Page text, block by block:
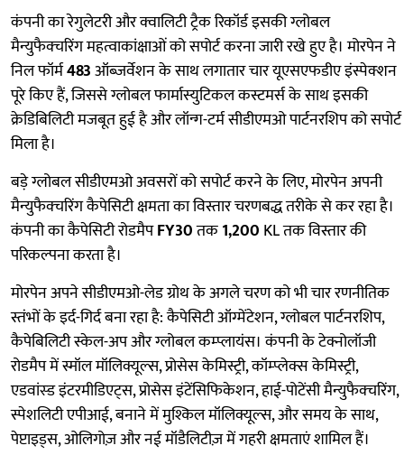
कंपनी का रेगुलेटरी और क्वालिटी ट्रैक रिकॉर्ड इसकी ग्लोबल
मैन्युफैक्चरिंग महत्वाकांक्षाओं को सपोर्ट करना जारी रखे हुए है। मोरपेन ने
निल फॉर्म483ऑब्ज़र्वेशन के साथ लगातार चार यूएसएफडीए इंस्पेक्शन
पूरे किए हैं, जिससे ग्लोबल फार्मास्युटिकल कस्टमर्स के साथ इसकी
क्रेडिबिलिटी मजबूत हुई है और लॉन्ग-टर्म सीडीएमओ पार्टनरशिप को सपोर्ट
मिला है।
बड़े ग्लोबल सीडीएमओ अवसरों को सपोर्ट करने के लिए, मोरपेन अपनी
मैन्युफैक्चरिंग कैपेसिटी क्षमता का विस्तार चरणबद्ध तरीके से कर रहा है।
कंपनी का कैपेसिटी रोडमैपFY30तक1,200 KL तक विस्तार की
परिकल्पना करता है।
मोरपेन अपने सीडीएमओ-लेड ग्रोथ के अगले चरण को भी चार रणनीतिक
स्तंभों के इर्द-गिर्द बना रहा है: कैपेसिटी ऑग्मेंटेशन, ग्लोबल पार्टनरशिप,
कैपेबिलिटी स्केल-अप और ग्लोबल कम्प्लायंस। कंपनी के टेक्नोलॉजी
रोडमैप में स्मॉल मॉलिक्यूल्स, प्रोसेस केमिस्ट्री, कॉम्प्लेक्स केमिस्ट्री,
एडवांस्ड इंटरमीडिएट्स, प्रोसेस इंटेंसिफिकेशन, हाई-पोटेंसी मैन्युफैक्चरिंग,
स्पेशलिटी एपीआई, बनाने में मुश्किल मॉलिक्यूल्स, और समय के साथ,
पेप्टाइड्स, ओलिगोज़ और नई मॉडैलिटीज़ में गहरी क्षमताएं शामिल हैं।